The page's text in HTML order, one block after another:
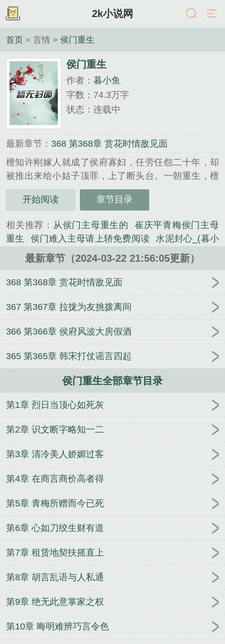
2k小说网
首页 > 言情 > 侯门重生
侯门重生
作者： 暮小鱼
字数：74.3万字
状态：连载中
最新章节： 368 第368章 赏花时情敌见面
檀知许刚嫁人就成了侯府寡妇，任劳任怨二十年，却
被推出来给小姑子顶罪，上了断头台。一朝重生，檀
知许看......
《侯门重生》是暮小鱼精心创作的言情类小说。
开始阅读 章节目录
相关推荐： 从侯门主母重生的
崔庆平青梅侯门主母
重生
侯门难入主母请上轿免费阅读
水泥封心_(暮小
重生之侯门凤女 侯门主母攻略电视剧 侯门难入
主母请上轿
侯门主母攻略
重生候门郡
主
重生后侯门主母我不当了
侯门主母重
剧
候门主母 侯门主母攻略百度百科
重
生后邵文渊
侯门主母电视剧 火红年代，从宣传科干
宠妻如宝 炸了神社该怎么办 豪门危情：路少的神秘
长生从照顾嫂嫂开始 仙府 重生药王
我的极品女上司 王爷胸膛硬邦邦！怀里躺个软娇
娘 妃君不嫁：杠上暴戾王爷
古月风尘
界 英雄联盟之职业人生
最新章节（2024-03-22 21:56:05更新）
368 第368章 赏花时情敌见面
367 第367章 拉拢为友挑拨离间
366 第366章 侯府风波大房假酒
365 第365章 韩宋打仗谣言四起
侯门重生全部章节目录
第1章 烈日当顶心如死灰
第2章 识文断字略知一二
第3章 清冷美人娇媚过客
第4章 在商言商价高者得
第5章 青梅所赠而今已死
第6章 心如刀绞生财有道
第7章 租赁地契扶摇直上
第8章 胡言乱语与人私通
第9章 绝无此意掌家之权
第10章 晦明难辨巧言令色